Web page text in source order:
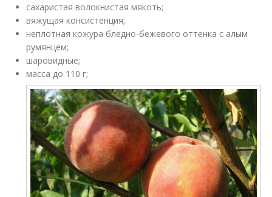
сахаристая волокнистая мякоть;
вяжущая консистенция;
неплотная кожура бледно-бежевого оттенка с алым
румянцем;
шаровидные;
масса до 110 г;